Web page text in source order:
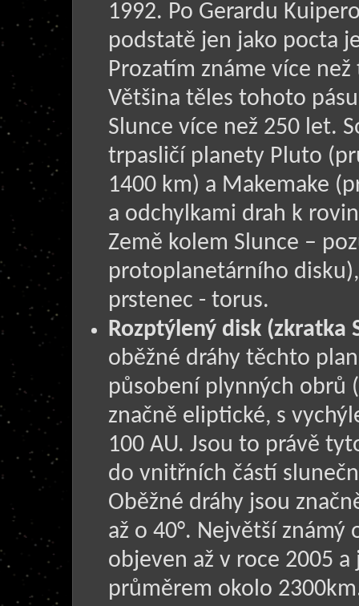
1992. Po Gerardu
podstatě jen jako pocta
Prozatím známe více
Většina těles tohoto
Slunce více než 250 let.
trpasličí planety Pluto
1400 km) a Makemake
a odchylkami drah k
Země kolem Slunce –
protoplanetárního
prstenec - torus.
Rozptýlený disk (zkratka
oběžné dráhy těchto
působení plynných obrů
značně eliptické, s
100 AU. Jsou to právě
do vnitřních částí
Oběžné dráhy jsou
až o 40°. Největší
objeven až v roce 2005
průměrem okolo